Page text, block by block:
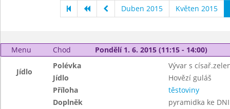
Duben 2015 Květen 2015
Menu Chod Pondělí 1. 6. 2015 (11:15 - 14:00)
Jídlo
Polévka
Vývar s
Jídlo
Hovězí guláš
Příloha
těstoviny
Doplněk
pyramidka ke DNI